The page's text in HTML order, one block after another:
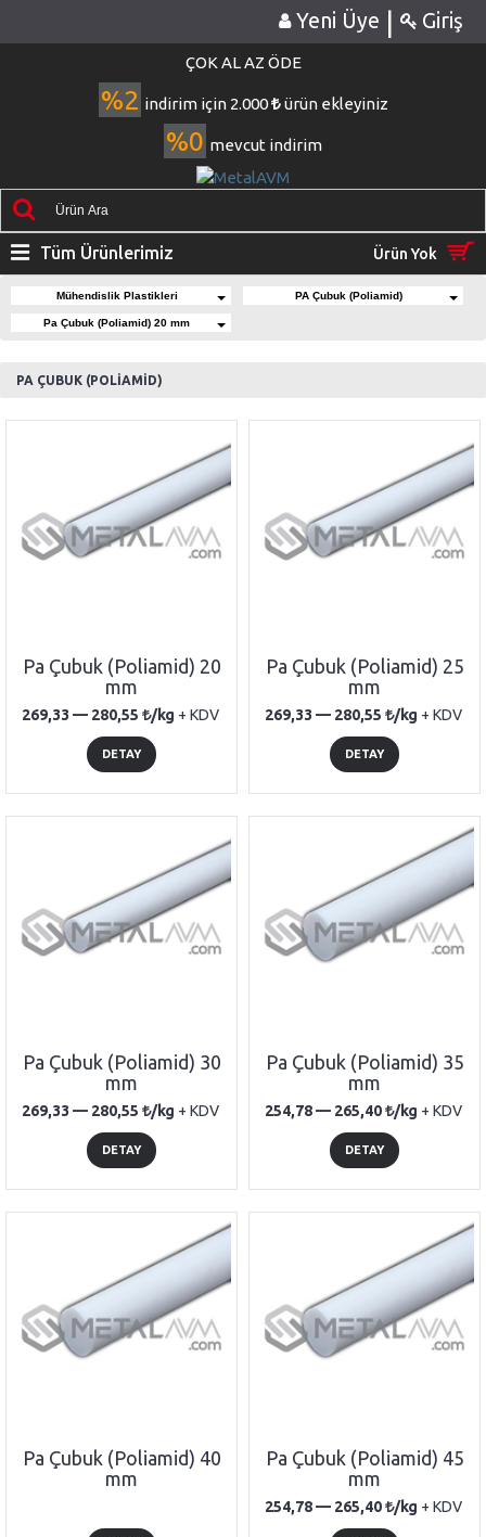
Yeni Üye | Giriş
ÇOK AL AZ ÖDE
%2 indirim için 2.000 ürün ekleyiniz
%0 mevcut indirim
Ürün Yok
Tüm Ürünlerimiz
Mühendislik Plastikleri PA Çubuk (Poliamid)
Pa Çubuk (Poliamid) 20 mm
PA ÇUBUK (POLİAMİD)
Pa Çubuk (Poliamid) 20
mm
269,33 — 280,55 /kg + KDV
DETAY
Pa Çubuk (Poliamid) 25
mm
269,33 — 280,55 /kg + KDV
DETAY
Pa Çubuk (Poliamid) 30
mm
269,33 — 280,55 /kg + KDV
DETAY
Pa Çubuk (Poliamid) 35
mm
254,78 — 265,40 /kg + KDV
DETAY
Pa Çubuk (Poliamid) 40
mm
Pa Çubuk (Poliamid) 45
mm
254,78 — 265,40 /kg + KDV